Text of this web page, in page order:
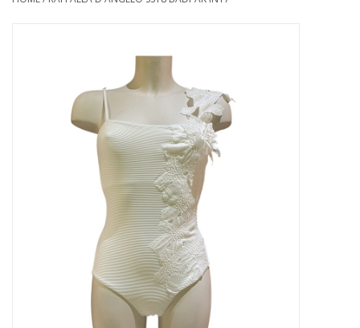
OPENINGSUREN